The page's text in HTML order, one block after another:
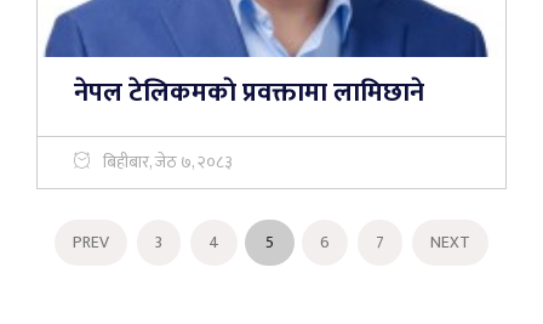
नेपल टेलिकमकाे प्रवक्तामा लामिछाने
बिहीबार, जेठ ७, २०८३
PREV 3 4 5 6 7 NEXT